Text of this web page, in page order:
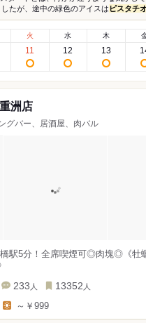
たが、途中の緑色のアイスは ピスタチ
火
11
水
12
木
13
洲店
グバー、居酒屋、肉バル
駅5分！全席喫煙可◎肉塊◎《牡
233 人 13352 人
～￥999